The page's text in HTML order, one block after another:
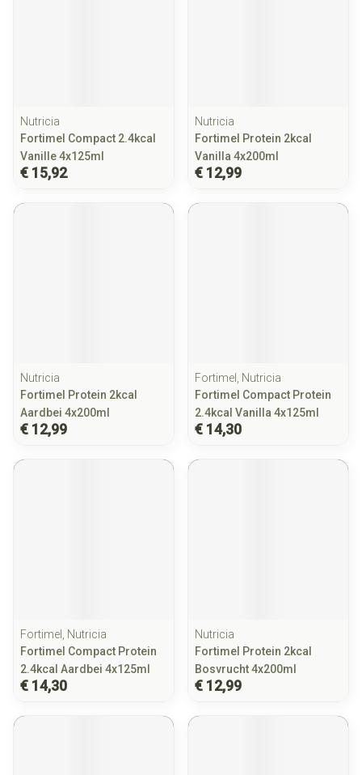
Nutricia
Fortimel Compact 2.4kcal
Vanille 4x125ml
€ 15,92
Nutricia
Fortimel Protein 2kcal
Vanilla 4x200ml
€ 12,99
Nutricia
Fortimel Protein 2kcal
Aardbei 4x200ml
€ 12,99
Fortimel, Nutricia
Fortimel Compact Protein
2.4kcal Vanilla 4x125ml
€ 14,30
Fortimel, Nutricia
Fortimel Compact Protein
2.4kcal Aardbei 4x125ml
€ 14,30
Nutricia
Fortimel Protein 2kcal
Bosvrucht 4x200ml
€ 12,99